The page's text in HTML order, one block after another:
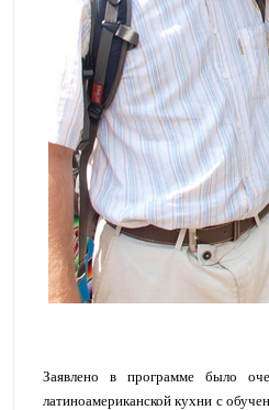
Заявлено в программе было
латиноамериканской кухни с